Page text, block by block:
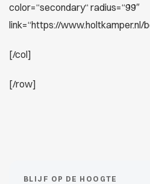
color=“secondary“ radius=“99″
link=“https://www.holtkamper.nl/
[/col]
[/row]
BLIJF OP DE HOOGTE